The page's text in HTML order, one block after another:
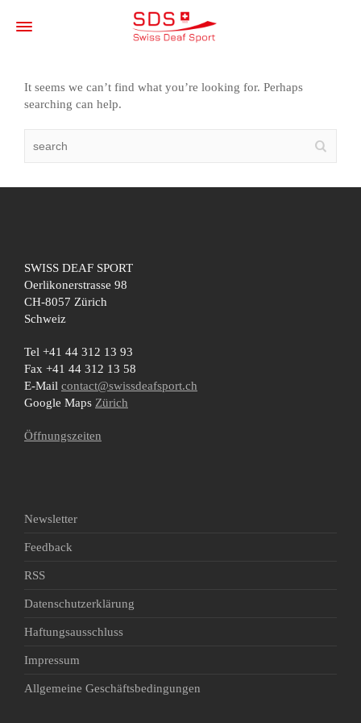
It seems we can’t find what you’re looking for. Perhaps
searching can help.
SWISS DEAF SPORT
Oerlikonerstrasse 98
CH-8057 Zürich
Schweiz
Tel +41 44 312 13 93
Fax +41 44 312 13 58
E-Mail contact@swissdeafsport.ch
Google Maps Zürich
Öffnungszeiten
Newsletter
Feedback
RSS
Datenschutzerklärung
Haftungsausschluss
Impressum
Allgemeine Geschäftsbedingungen